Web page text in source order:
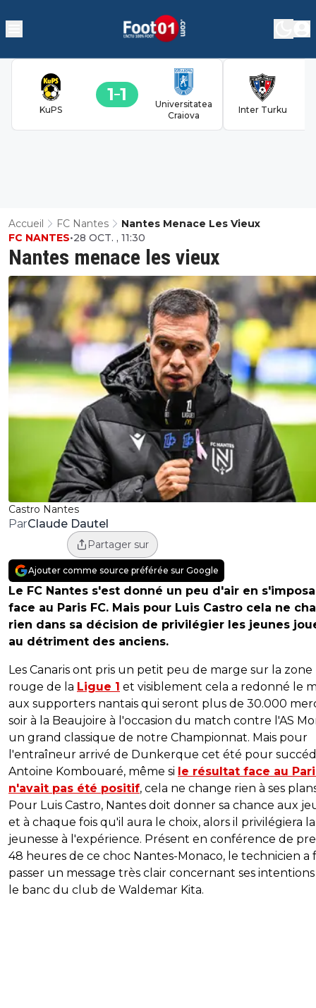
KuPS
1 1
Universitatea
Craiova
Inter Turku
Accueil FC Nantes Nantes Menace Les Vieux
Castro Nantes
Nantes menace les vieux
FC NANTES•28 OCT. , 11:30
ParClaude Dautel
Partager sur
Ajouter comme source préférée sur Google
Le FC Nantes s'est donné un peu d'air en
face au Paris FC. Mais pour Luis Castro cela ne
rien dans sa décision de privilégier les jeunes
au détriment des anciens.
Les Canaris ont pris un petit peu de marge sur la zone
rouge de la Ligue 1 et visiblement cela a redonné le
aux supporters nantais qui seront plus de 30.000
soir à la Beaujoire à l'occasion du match contre l'AS
un grand classique de notre Championnat. Mais pour
l'entraîneur arrivé de Dunkerque cet été pour
Antoine Kombouaré, même si le résultat face au
n'avait pas été positif, cela ne change rien à ses
Pour Luis Castro, Nantes doit donner sa chance aux
et à chaque fois qu'il aura le choix, alors il privilégiera la
jeunesse à l'expérience. Présent en conférence de
48 heures de ce choc Nantes-Monaco, le technicien a
passer un message très clair concernant ses
le banc du club de Waldemar Kita.